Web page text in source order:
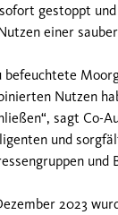
gestoppt
einer
befeuchtete
Nutzen
sagt Co-
und
und
2023